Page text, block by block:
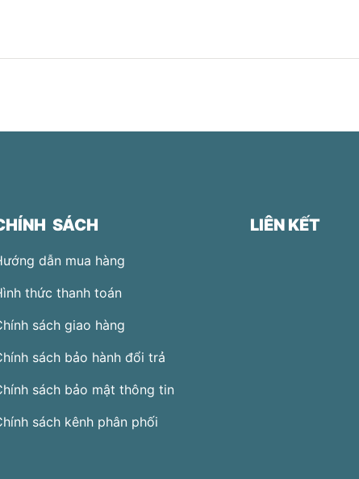
SÁCH
dẫn mua hàng
thức thanh toán
sách giao hàng
sách bảo hành đổi trả
sách bảo mật thông tin
sách kênh phân phối
LIÊN KẾT